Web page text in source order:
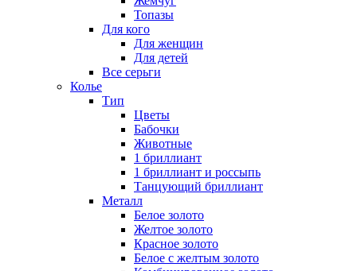
Топазы
Для кого
Для женщин
Для детей
Все серьги
Колье
Тип
Цветы
Бабочки
Животные
1 бриллиант
1 бриллиант и россыпь
Танцующий бриллиант
Металл
Белое золото
Желтое золото
Красное золото
Белое с желтым золото